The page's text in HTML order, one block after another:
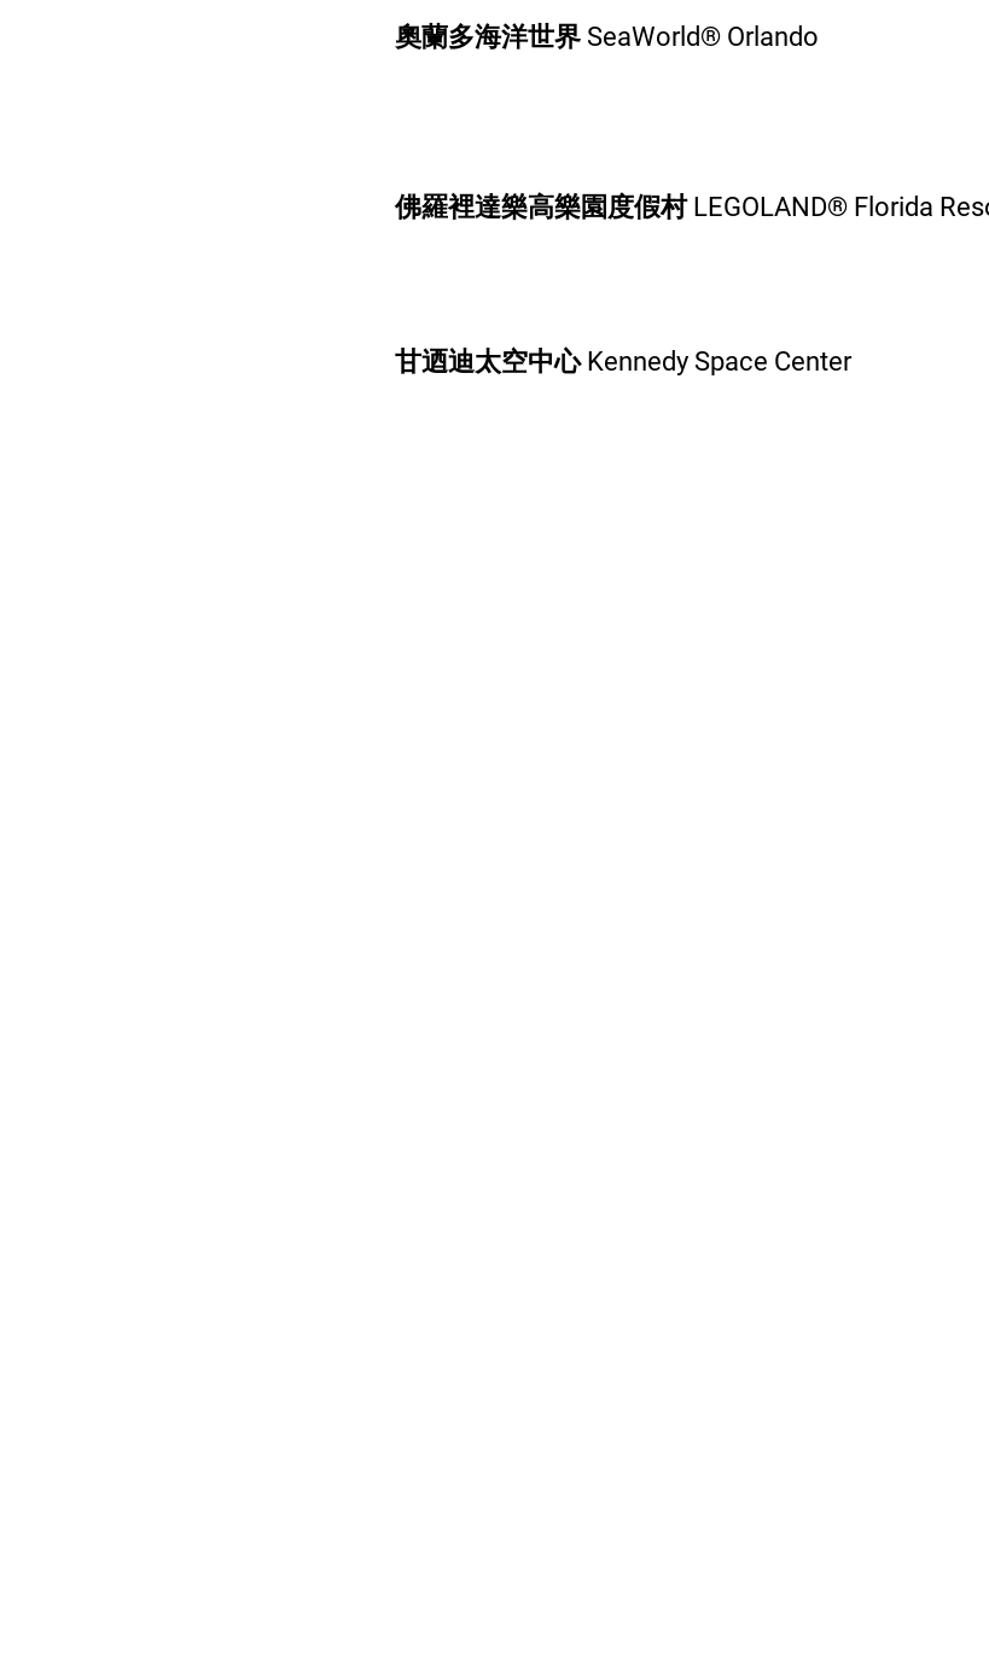
奧蘭多海洋世界 SeaWorld® Orlando
佛羅裡達樂高樂園度假村 LEGOLAND® Florida
甘迺迪太空中心 Kennedy Space Center